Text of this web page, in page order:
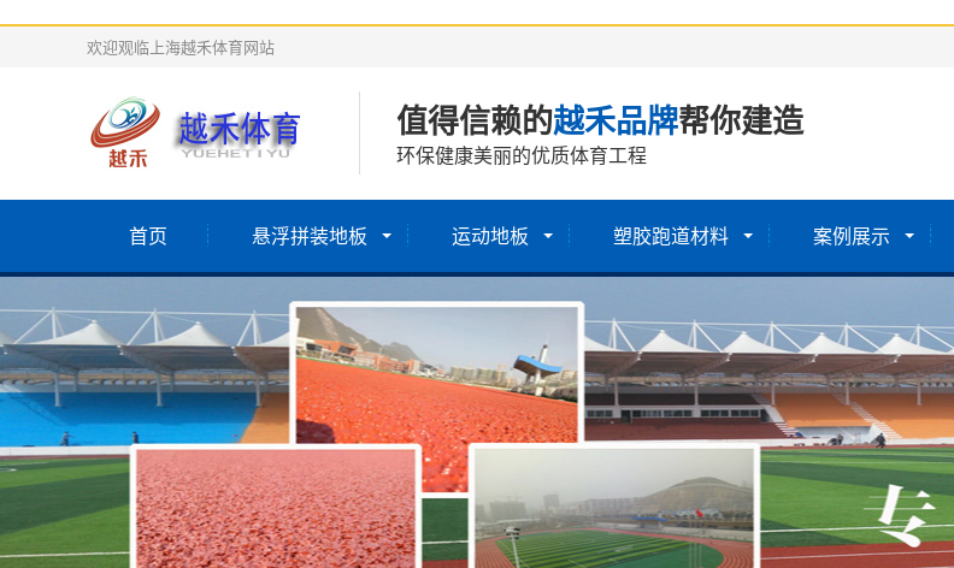
欢迎观临上海越禾体育网站
值得信赖的越禾品牌帮你建造
环保健康美丽的优质体育工程
首页 悬浮拼装地板 运动地板 塑胶跑道材料 案例展示